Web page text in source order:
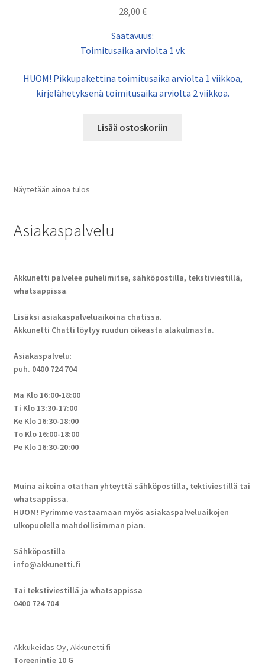
28,00 €
Saatavuus:
Toimitusaika arviolta 1 vk
HUOM! Pikkupakettina toimitusaika arviolta 1 viikkoa,
kirjelähetyksenä toimitusaika arviolta 2 viikkoa.
Lisää ostoskoriin
Näytetään ainoa tulos
Asiakaspalvelu
Akkunetti palvelee puhelimitse, sähköpostilla, tekstiviestillä,
whatsappissa.
Lisäksi asiakaspalveluaikoina chatissa.
Akkunetti Chatti löytyy ruudun oikeasta alakulmasta.
Asiakaspalvelu:
puh. 0400 724 704
Ma Klo 16:00-18:00
Ti Klo 13:30-17:00
Ke Klo 16:30-18:00
To Klo 16:00-18:00
Pe Klo 16:30-20:00
Muina aikoina otathan yhteyttä sähköpostilla, tektiviestillä tai
whatsappissa.
HUOM! Pyrimme vastaamaan myös asiakaspalveluaikojen
ulkopuolella mahdollisimman pian.
Sähköpostilla
info@akkunetti.fi
Tai tekstiviestillä ja whatsappissa
0400 724 704
Akkukeidas Oy, Akkunetti.fi
Toreenintie 10 G